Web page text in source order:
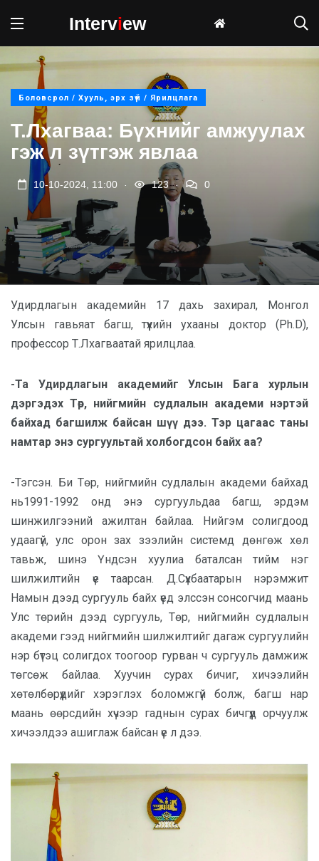
Interview
Боловсрол / Хууль, эрх зүй / Ярилцлага
Т.Лхагваа: Бүхнийг амжуулах
гэж л зүтгэж явлаа
10-10-2024, 11:00 123 . 0
Удирдлагын академийн 17 дахь захирал, Монгол
Улсын гавьяат багш, түүхийн ухааны доктор (Ph.D),
профессор Т.Лхагваатай ярилцлаа.
-Та Удирдлагын академийг Улсын Бага хурлын
дэргэдэх Төр, нийгмийн судлалын академи нэртэй
байхад багшилж байсан шүү дээ. Тэр цагаас таны
намтар энэ сургуультай холбогдсон байх аа?
-Тэгсэн. Би Төр, нийгмийн судлалын академи байхад
нь1991-1992 онд энэ сургуульдаа багш, эрдэм
шинжилгээний ажилтан байлаа. Нийгэм солигдоод
удаагүй, улс орон зах зээлийн системд дөнгөж хөл
тавьж, шинэ Үндсэн хуулиа баталсан тийм нэг
шилжилтийн үе таарсан. Д.Сүхбаатарын нэрэмжит
Намын дээд сургууль байх үед элссэн сонсогчид маань
Улс төрийн дээд сургууль, Төр, нийгмийн судлалын
академи гээд нийгмийн шилжилтийг дагаж сургуулийн
нэр бүтэц солигдох тоогоор гурван ч сургууль дамжиж
төгсөж байлаа. Хуучин сурах бичиг, хичээлийн
хөтөлбөрүүдийг хэрэглэх боломжгүй болж, багш нар
маань өөрсдийн хүчээр гаднын сурах бичгүүд орчуулж
хичээлдээ ашиглаж байсан үе л дээ.